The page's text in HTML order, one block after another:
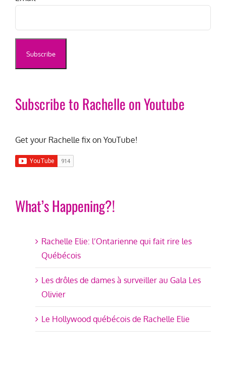
Subscribe to Rachelle on Youtube
Get your Rachelle fix on YouTube!
What’s Happening?!
Rachelle Elie: l’Ontarienne qui fait rire les
Québécois
Les drôles de dames à surveiller au Gala Les
Olivier
Le Hollywood québécois de Rachelle Elie